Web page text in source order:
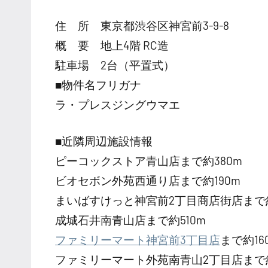
住 所 東京都渋谷区神宮前3-9-8
概 要 地上4階 RC造
駐車場 2台（平置式）
■物件名フリガナ
ラ・プレスジングウマエ
■近隣周辺施設情報
ピーコックストア青山店まで約380m
ビオセボン外苑西通り店まで約190m
まいばすけっと神宮前2丁目商店街店まで
成城石井南青山店まで約510m
ファミリーマート神宮前3丁目店まで約
ファミリーマート外苑南青山2丁目店まで